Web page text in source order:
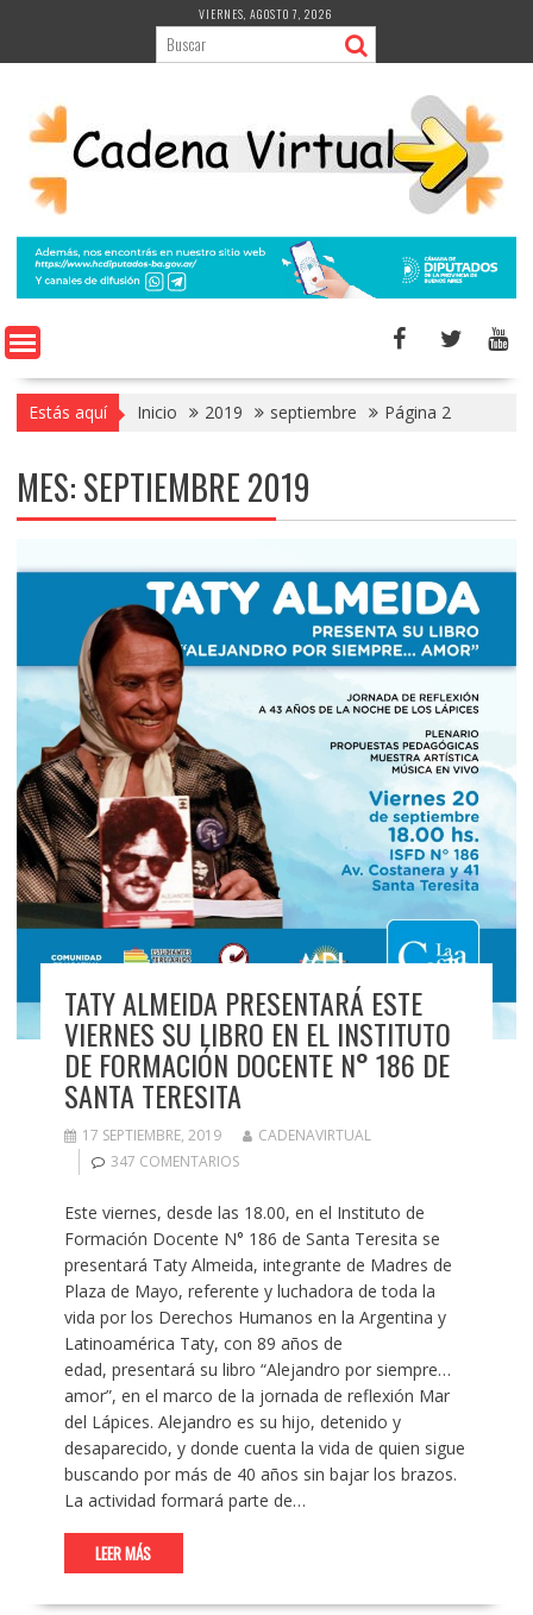
contenido
VIERNES, AGOSTO 7, 2026
Estás aquí Inicio 2019 septiembre Página 2
MES:SEPTIEMBRE 2019
TATY ALMEIDA PRESENTARÁ ESTE
VIERNES SU LIBRO EN EL INSTITUTO
DE FORMACIÓN DOCENTE N° 186 DE
SANTA TERESITA
17 SEPTIEMBRE, 2019
CADENAVIRTUAL
347 COMENTARIOS
Este viernes, desde las 18.00, en el Instituto de
Formación Docente N° 186 de Santa Teresita se
presentará Taty Almeida, integrante de Madres de
Plaza de Mayo, referente y luchadora de toda la
vida por los Derechos Humanos en la Argentina y
Latinoamérica Taty, con 89 años de
edad, presentará su libro “Alejandro por siempre…
amor”, en el marco de la jornada de reflexión Mar
del Lápices. Alejandro es su hijo, detenido y
desaparecido, y donde cuenta la vida de quien sigue
buscando por más de 40 años sin bajar los brazos.
La actividad formará parte de…
LEER MÁS